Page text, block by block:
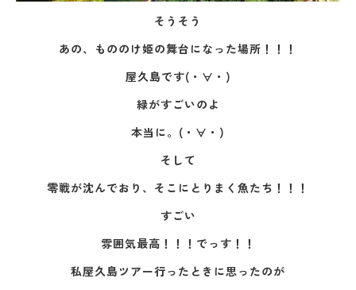
そうそう
あの、もののけ姫の舞台になった場所！！！
屋久島です(・∀・)
緑がすごいのよ
本当に。(・∀・)
そして
零戦が沈んでおり、そこにとりまく魚たち！！！
すごい
雰囲気最高！！！でっす！！
私屋久島ツアー行ったときに思ったのが